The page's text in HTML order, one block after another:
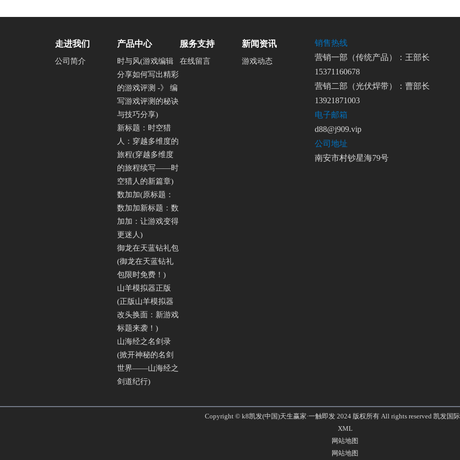
走进我们
公司简介
产品中心
时与风(游戏编辑
分享如何写出精彩
的游戏评测 -》 编
写游戏评测的秘诀
与技巧分享)
新标题：时空猎
人：穿越多维度的
旅程(穿越多维度
的旅程续写——时
空猎人的新篇章)
数加加(原标题：
数加加新标题：数
加加：让游戏变得
更迷人)
御龙在天蓝钻礼包
(御龙在天蓝钻礼
包限时免费！)
山羊模拟器正版
(正版山羊模拟器
改头换面：新游戏
标题来袭！)
山海经之名剑录
(掀开神秘的名剑
世界——山海经之
剑道纪行)
服务支持
在线留言
新闻资讯
游戏动态
销售热线
营销一部（传统产品）：王部长
15371160678
营销二部（光伏焊带）：曹部长
13921871003
电子邮箱
d88@j909.vip
公司地址
南安市村钞星海79号
Copyright © k8凯发(中国)天生赢家·一触即发 2024 版权所有 All rights reserved 凯发国
XML
网站地图
网站地图